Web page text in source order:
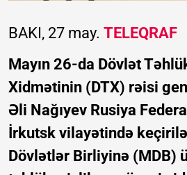
BAKI, 27 may. TELEQRAF
Mayın 26-da Dövlət
Xidmətinin (DTX) rəisi
Əli Nağıyev Rusiya
İrkutsk vilayətində
Dövlətlər Birliyinə (MDB)